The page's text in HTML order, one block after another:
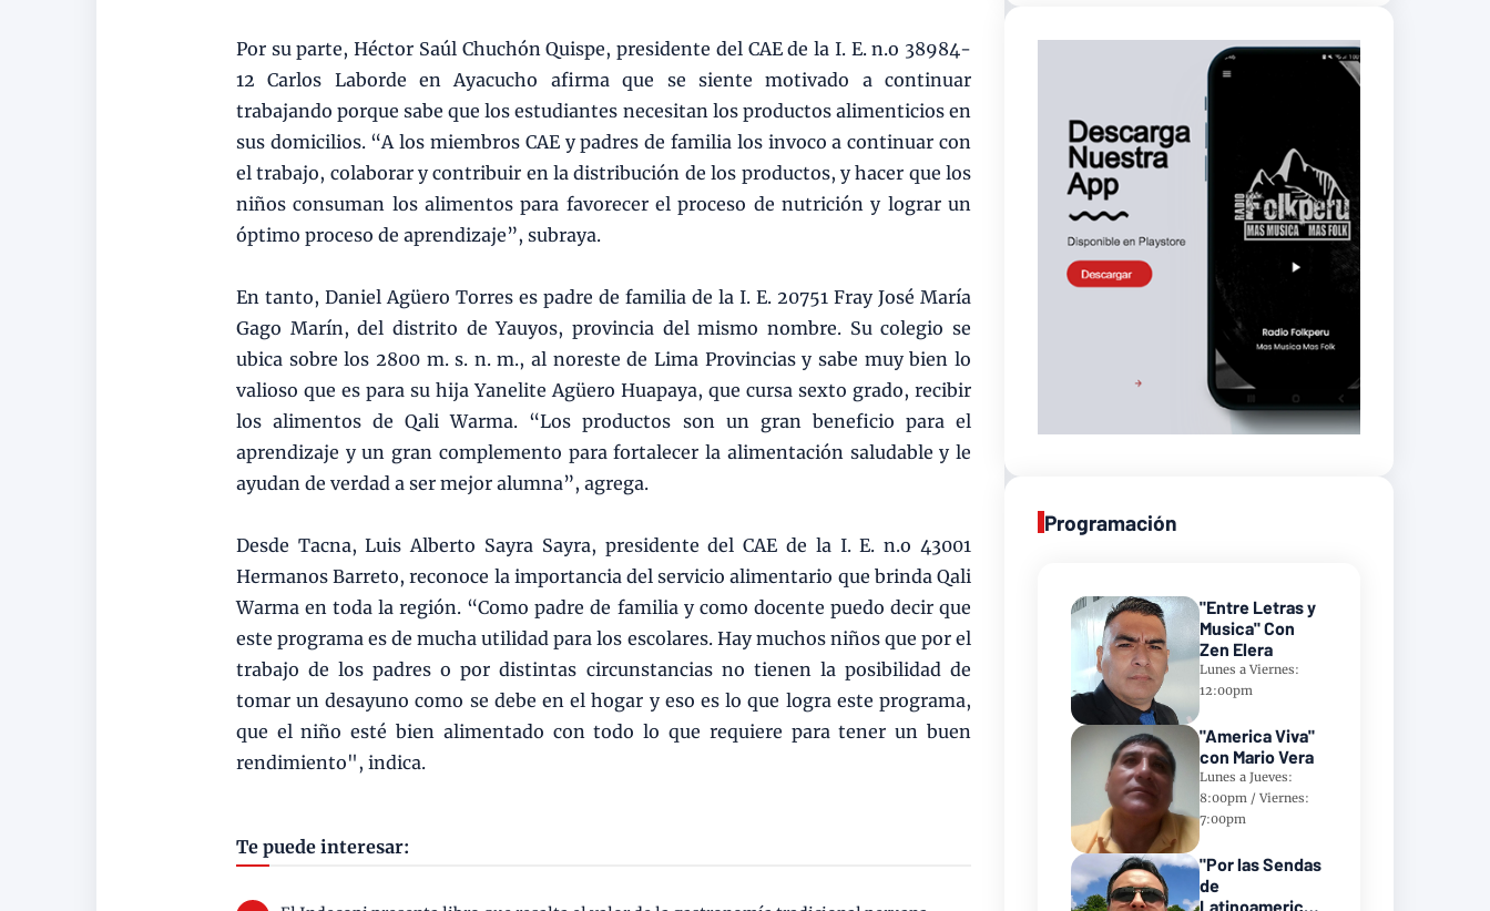
Por su parte, Héctor Saúl Chuchón Quispe, presidente del CAE de la I. E. n.o 38984-
12 Carlos Laborde en Ayacucho afirma que se siente motivado a continuar
trabajando porque sabe que los estudiantes necesitan los productos alimenticios en
sus domicilios. “A los miembros CAE y padres de familia los invoco a continuar con
el trabajo, colaborar y contribuir en la distribución de los productos, y hacer que los
niños consuman los alimentos para favorecer el proceso de nutrición y lograr un
óptimo proceso de aprendizaje”, subraya.
En tanto, Daniel Agüero Torres es padre de familia de la I. E. 20751 Fray José María
Gago Marín, del distrito de Yauyos, provincia del mismo nombre. Su colegio se
ubica sobre los 2800 m. s. n. m., al noreste de Lima Provincias y sabe muy bien lo
valioso que es para su hija Yanelite Agüero Huapaya, que cursa sexto grado, recibir
los alimentos de Qali Warma. “Los productos son un gran beneficio para el
aprendizaje y un gran complemento para fortalecer la alimentación saludable y le
ayudan de verdad a ser mejor alumna”, agrega.
Desde Tacna, Luis Alberto Sayra Sayra, presidente del CAE de la I. E. n.o 43001
Hermanos Barreto, reconoce la importancia del servicio alimentario que brinda Qali
Warma en toda la región. “Como padre de familia y como docente puedo decir que
este programa es de mucha utilidad para los escolares. Hay muchos niños que por el
trabajo de los padres o por distintas circunstancias no tienen la posibilidad de
tomar un desayuno como se debe en el hogar y eso es lo que logra este programa,
que el niño esté bien alimentado con todo lo que requiere para tener un buen
rendimiento", indica.
Te puede interesar:
Programación
"Entre Letras y
Musica" Con
Zen Elera
Lunes a Viernes:
12:00pm
"America Viva"
con Mario Vera
Lunes a Jueves:
8:00pm / Viernes:
7:00pm
"Por las Sendas
de
Latinoamerica"